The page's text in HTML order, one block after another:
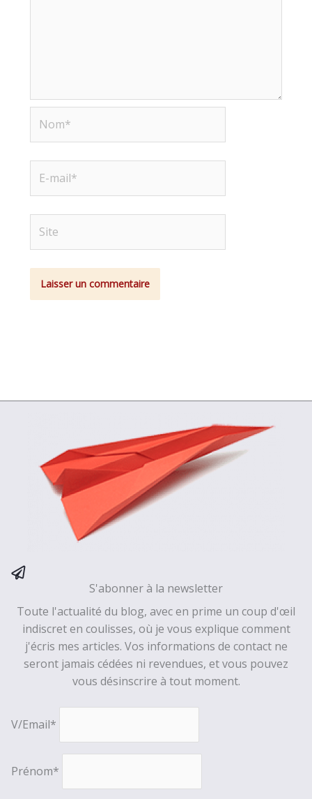
mail*
S'abonner à la newsletter
Toute l'actualité du blog, avec en prime un coup d'œil
indiscret en coulisses, où je vous explique comment
j'écris mes articles. Vos informations de contact ne
seront jamais cédées ni revendues, et vous pouvez
vous désinscrire à tout moment.
V/Email*
Prénom*